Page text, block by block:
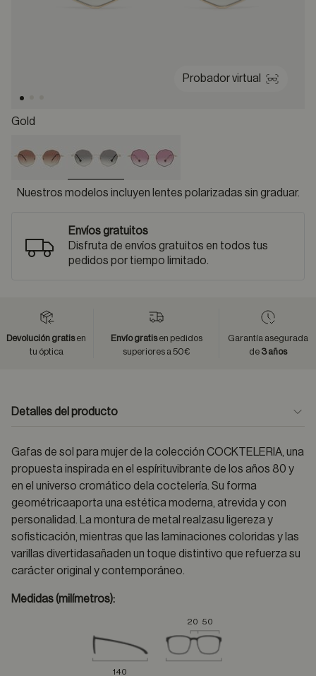
Probador virtual
Gold
selected
Nuestros modelos incluyen lentes polarizadas sin graduar.
Envíos gratuitos
Disfruta de envíos gratuitos en todos tus
pedidos por tiempo limitado.
Devolución gratisen
tu óptica
Envío gratisen pedidos
superiores a 50€
Garantía asegurada
de 3 años
Detalles del producto
Gafas de sol para mujer de la colección COCKTELERIA, una
propuesta inspirada en el espírituvibrante de los años 80 y
en el universo cromático dela coctelería. Su forma
geométricaaporta una estética moderna, atrevida y con
personalidad. La montura de metal realzasu ligereza y
sofisticación, mientras que las laminaciones coloridas y las
varillas divertidasañaden un toque distintivo que refuerza su
carácter original y contemporáneo.
Medidas (milímetros):
20 50
140